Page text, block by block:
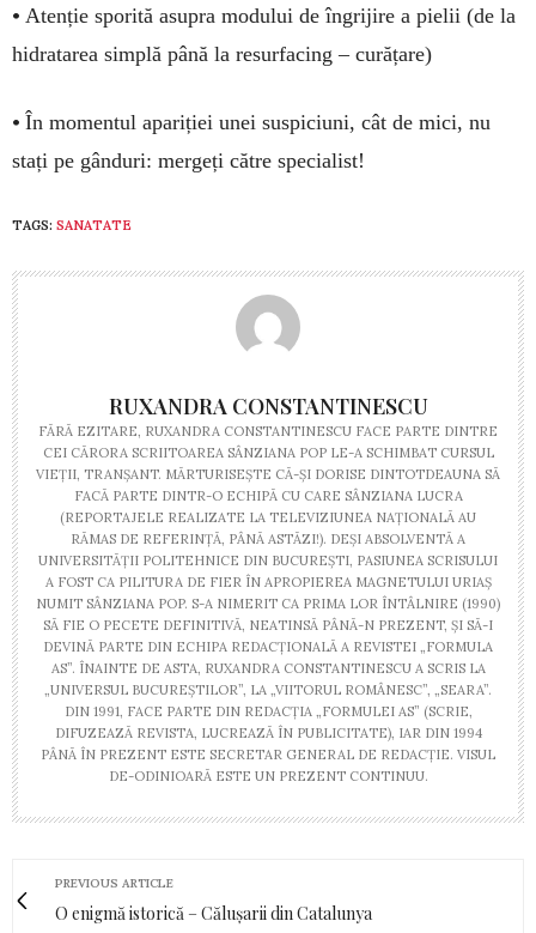
• Atenție sporită asupra modului de îngrijire a pielii (de la
hidratarea simplă până la resurfacing – curățare)
• În momentul apariției unei suspiciuni, cât de mici, nu
stați pe gânduri: mergeți către specialist!
TAGS: SANATATE
RUXANDRA CONSTANTINESCU
FĂRĂ EZITARE, RUXANDRA CONSTANTINESCU FACE PARTE DINTRE
CEI CĂRORA SCRIITOAREA SÂNZIANA POP LE-A SCHIMBAT CURSUL
VIEȚII, TRANȘANT. MĂRTURISEȘTE CĂ-ȘI DORISE DINTOTDEAUNA SĂ
FACĂ PARTE DINTR-O ECHIPĂ CU CARE SÂNZIANA LUCRA
(REPORTAJELE REALIZATE LA TELEVIZIUNEA NAȚIONALĂ AU
RĂMAS DE REFERINȚĂ, PÂNĂ ASTĂZI!). DEȘI ABSOLVENTĂ A
UNIVERSITĂȚII POLITEHNICE DIN BUCUREȘTI, PASIUNEA SCRISULUI
A FOST CA PILITURA DE FIER ÎN APROPIEREA MAGNETULUI URIAȘ
NUMIT SÂNZIANA POP. S-A NIMERIT CA PRIMA LOR ÎNTÂLNIRE (1990)
SĂ FIE O PECETE DEFINITIVĂ, NEATINSĂ PÂNĂ-N PREZENT, ȘI SĂ-I
DEVINĂ PARTE DIN ECHIPA REDACȚIONALĂ A REVISTEI „FORMULA
AS”. ÎNAINTE DE ASTA, RUXANDRA CONSTANTINESCU A SCRIS LA
„UNIVERSUL BUCUREȘTILOR”, LA „VIITORUL ROMÂNESC”, „SEARA”.
DIN 1991, FACE PARTE DIN REDACȚIA „FORMULEI AS” (SCRIE,
DIFUZEAZĂ REVISTA, LUCREAZĂ ÎN PUBLICITATE), IAR DIN 1994
PÂNĂ ÎN PREZENT ESTE SECRETAR GENERAL DE REDACȚIE. VISUL
DE-ODINIOARĂ ESTE UN PREZENT CONTINUU.
PREVIOUS ARTICLE
O enigmă istorică – Călușarii din Catalunya